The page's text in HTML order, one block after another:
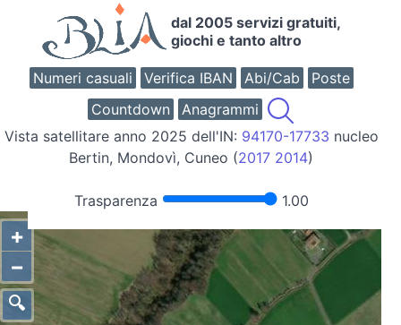
dal 2005 servizi gratuiti,
giochi e tanto altro
Numeri casuali Verifica IBAN Abi/Cab
Poste
Countdown
Anagrammi
Vista satellitare anno 2025 dell'IN: 94170-17733 nucleo
Bertin, Mondovì, Cuneo (2017 2014)
Trasparenza 1.00
+
−